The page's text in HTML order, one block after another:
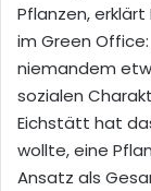
Pflanzen,
im Green
niemandem
sozialen
Eichstätt hat
wollte, eine
Ansatz als